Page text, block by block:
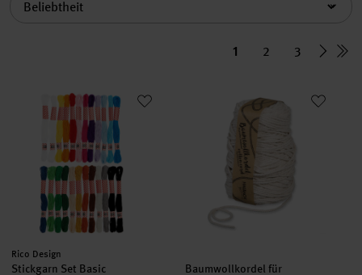
1 2 3
Stickgarn Set Basic
Hersteller:
Rico Design
Stickgarn Set Basic
Baumwollkordel für
Baumwollkordel für